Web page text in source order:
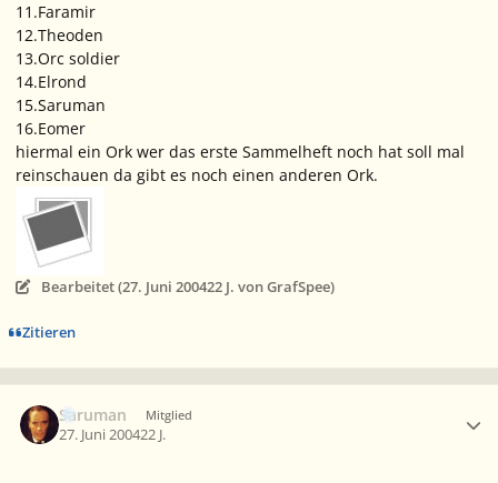
11.Faramir
12.Theoden
13.Orc soldier
14.Elrond
15.Saruman
16.Eomer
hiermal ein Ork wer das erste Sammelheft noch hat soll mal
reinschauen da gibt es noch einen anderen Ork.
Bearbeitet (27. Juni 200422 J. von GrafSpee)
Zitieren
Saruman Mitglied
27. Juni 200422 J.